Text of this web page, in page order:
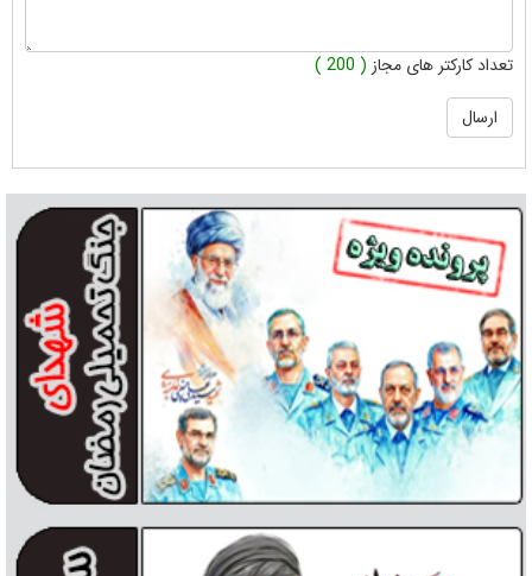
تعداد کارکتر های مجاز ( 200 )